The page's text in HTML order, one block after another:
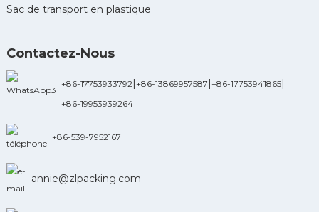
Sac de transport en plastique
Contactez-Nous
+86-17753933792| +86-13869957587 | +86-17753941865|
+86-19953939264
+86-539-7952167
annie@zlpacking.com